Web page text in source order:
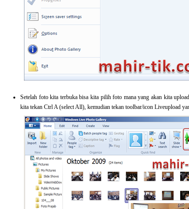
Setelah foto kita terbuka bisa kita pilih foto mana yang akan kita
kita tekan Ctrl A (select All), kemudian tekan toolbar/icon Liveupload